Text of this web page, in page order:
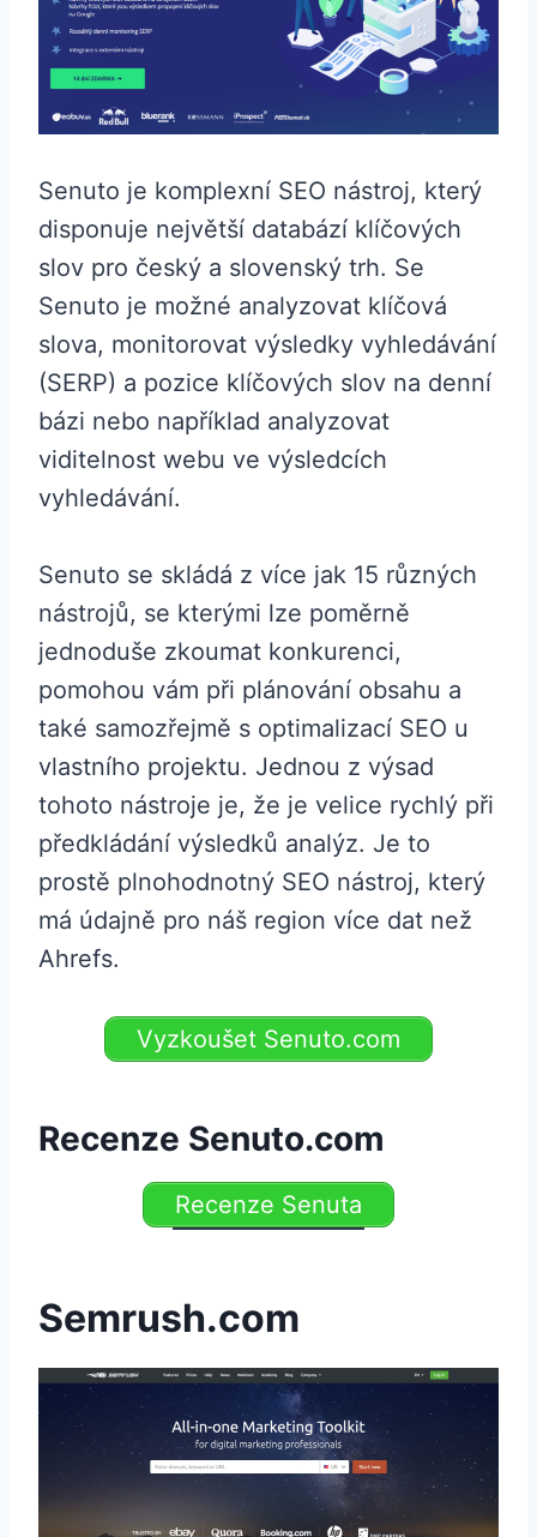
Senuto je komplexní SEO nástroj, který
disponuje největší databází klíčových
slov pro český a slovenský trh. Se
Senuto je možné analyzovat klíčová
slova, monitorovat výsledky vyhledávání
(SERP) a pozice klíčových slov na denní
bázi nebo například analyzovat
viditelnost webu ve výsledcích
vyhledávání.
Senuto se skládá z více jak 15 různých
nástrojů, se kterými lze poměrně
jednoduše zkoumat konkurenci,
pomohou vám při plánování obsahu a
také samozřejmě s optimalizací SEO u
vlastního projektu. Jednou z výsad
tohoto nástroje je, že je velice rychlý při
předkládání výsledků analýz. Je to
prostě plnohodnotný SEO nástroj, který
má údajně pro náš region více dat než
Ahrefs.
Vyzkoušet Senuto.com
Recenze Senuto.com
Recenze Senuta
Semrush.com